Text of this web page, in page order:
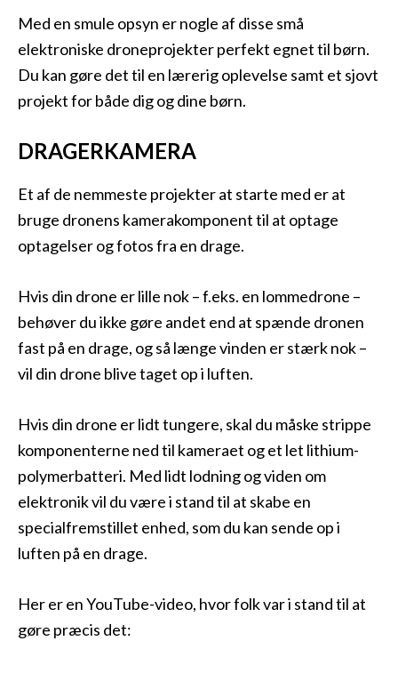
Med en smule opsyn er nogle af disse små
elektroniske droneprojekter perfekt egnet til børn.
Du kan gøre det til en lærerig oplevelse samt et sjovt
projekt for både dig og dine børn.
DRAGERKAMERA
Et af de nemmeste projekter at starte med er at
bruge dronens kamerakomponent til at optage
optagelser og fotos fra en drage.
Hvis din drone er lille nok – f.eks. en lommedrone –
behøver du ikke gøre andet end at spænde dronen
fast på en drage, og så længe vinden er stærk nok –
vil din drone blive taget op i luften.
Hvis din drone er lidt tungere, skal du måske strippe
komponenterne ned til kameraet og et let lithium-
polymerbatteri. Med lidt lodning og viden om
elektronik vil du være i stand til at skabe en
specialfremstillet enhed, som du kan sende op i
luften på en drage.
Her er en YouTube-video, hvor folk var i stand til at
gøre præcis det: